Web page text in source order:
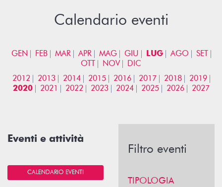
Calendario eventi
GEN FEB MAR APR MAG GIU LUG AGO
SET
OTT
NOV
DIC
2012
2013 2014 2015 2016 2017 2018
2019
2020
2021 2022 2023 2024 2025 2026 2027
Eventi e attività
CALENDARIO EVENTI
Filtro eventi
TIPOLOGIA